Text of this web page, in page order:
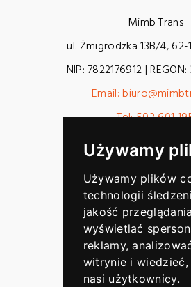
Używamy
Używamy plików
technologii
jakość
wyświetlać
reklamy,
witrynie i
nasi użytkownicy.
Mimb Trans
ul. Żmigrodzka 13B/4,62-
NIP:7822176912| REGON:
Email:
Tel: 502 601
Godziny otwarcia:
Pn - Pt: 7:00 -
Sb - Nd: